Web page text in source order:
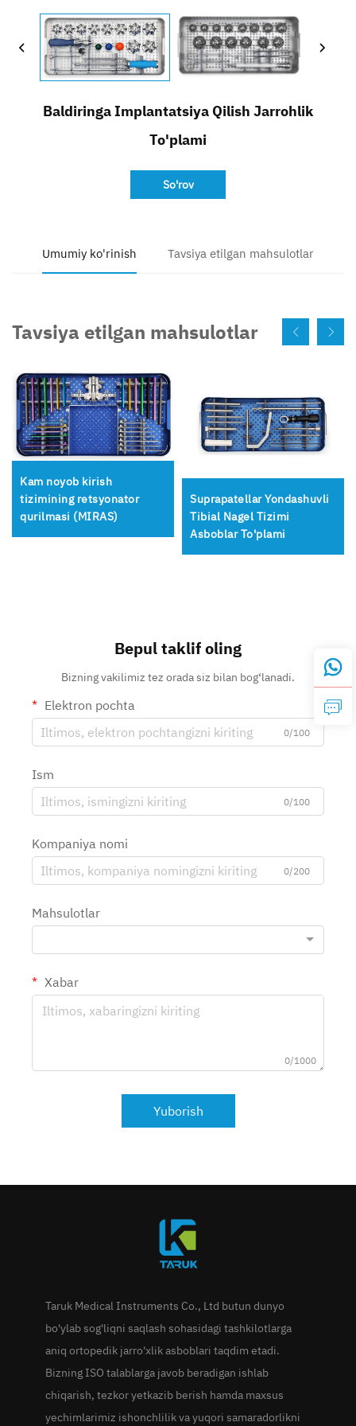
Bog'lanish
Baldiringa Implantatsiya Qilish Jarrohlik
To'plami
So'rov
Umumiy ko'rinish Tavsiya etilgan mahsulotlar
Tavsiya etilgan mahsulotlar
Kam noyob kirish
tizimining retsyonator
qurilmasi (MIRAS)
Suprapatellar Yondashuvli
Tibial Nagel Tizimi
Asboblar To'plami
Bepul taklif oling
Bizning vakilimiz tez orada siz bilan bog‘lanadi.
Elektron pochta
0/100
Ism
0/100
Kompaniya nomi
0/200
Mahsulotlar
Xabar
0/1000
Yuborish
Taruk Medical Instruments Co., Ltd butun dunyo
bo'ylab sog'liqni saqlash sohasidagi tashkilotlarga
aniq ortopedik jarro'xlik asboblari taqdim etadi.
Bizning ISO talablarga javob beradigan ishlab
chiqarish, tezkor yetkazib berish hamda maxsus
yechimlarimiz ishonchlilik va yuqori samaradorlikni